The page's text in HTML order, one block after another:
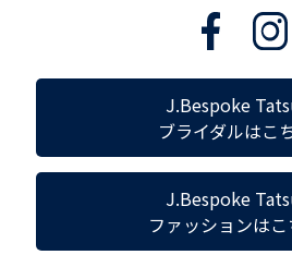
J.Bespoke
ブライダルはこ
J.Bespoke
ファッションはこ